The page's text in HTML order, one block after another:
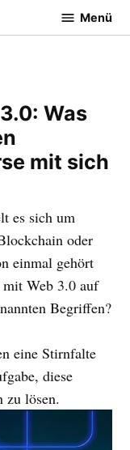
Menü
Was
mit sich
es sich um
oder
einmal gehört
mit Web 3.0 auf
Begriffen?
eine Stirnfalte
diese
zu lösen.